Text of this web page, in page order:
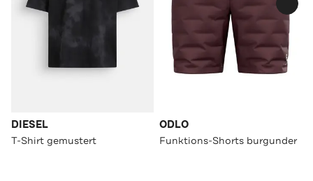
DIESEL
T-Shirt gemustert
ODLO
Funktions-Shorts burgunder